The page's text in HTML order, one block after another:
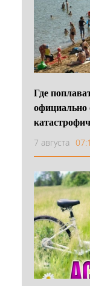
Где
7 августа